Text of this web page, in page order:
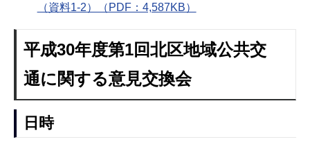
（資料1-2）（PDF：4,587KB）
平成30年度第1回北区地域公共交
通に関する意見交換会
日時